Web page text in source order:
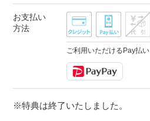
お支払い
方法
ご利用いただけるPay払い
※特典は終了いたしました。